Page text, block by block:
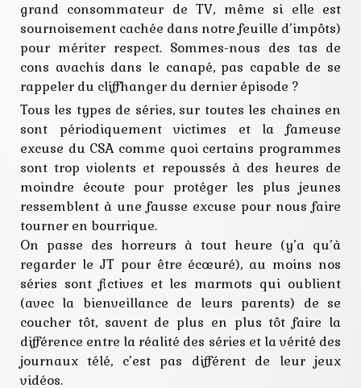
grand consommateur de TV, même si elle est
sournoisement cachée dans notre feuille d’impôts)
pour mériter respect. Sommes-nous des tas de
cons avachis dans le canapé, pas capable de se
rappeler du cliffhanger du dernier épisode ?
Tous les types de séries, sur toutes les chaines en
sont périodiquement victimes et la fameuse
excuse du CSA comme quoi certains programmes
sont trop violents et repoussés à des heures de
moindre écoute pour protéger les plus jeunes
ressemblent à une fausse excuse pour nous faire
tourner en bourrique.
On passe des horreurs à tout heure (y’a qu’à
regarder le JT pour être écœuré), au moins nos
séries sont fictives et les marmots qui oublient
(avec la bienveillance de leurs parents) de se
coucher tôt, savent de plus en plus tôt faire la
différence entre la réalité des séries et la vérité des
journaux télé, c’est pas différent de leur jeux
vidéos.